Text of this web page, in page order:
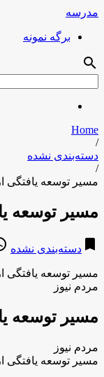
مدرسه
برگه نمونه
search
Home
/
دسته‌بندی نشده
/
مسیر توسعه
مسیر توسعه
bookmark دسته‌بندی نشده
مسیر توسعه
مردم نیوز
مسیر توسعه
مردم نیوز
مسیر توسعه